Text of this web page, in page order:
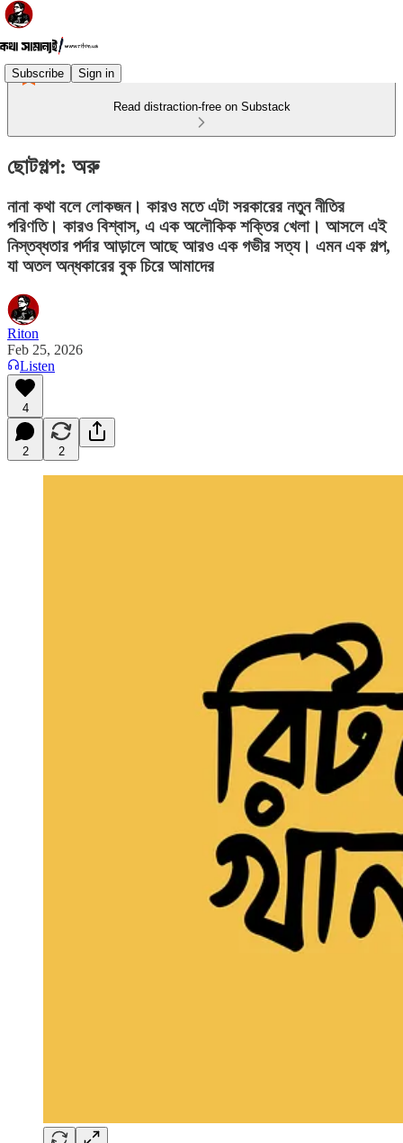
Subscribe Sign in
Read distraction-free on Substack
ছোটগল্প: অরু
নানা কথা বলে লোকজন। কারও মতে এটা সরকারের নতুন নীতির
পরিণতি। কারও বিশ্বাস, এ এক অলৌকিক শক্তির খেলা। আসলে এই
নিস্তব্ধতার পর্দার আড়ালে আছে আরও এক গভীর সত্য। এমন এক গল্প,
যা অতল অন্ধকারের বুক চিরে আমাদের
Riton
Feb 25, 2026
Listen
4
2 2